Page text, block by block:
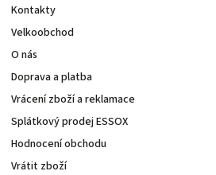
Kontakty
Velkoobchod
O nás
Doprava a platba
Vrácení zboží a reklamace
Splátkový prodej ESSOX
Hodnocení obchodu
Vrátit zboží